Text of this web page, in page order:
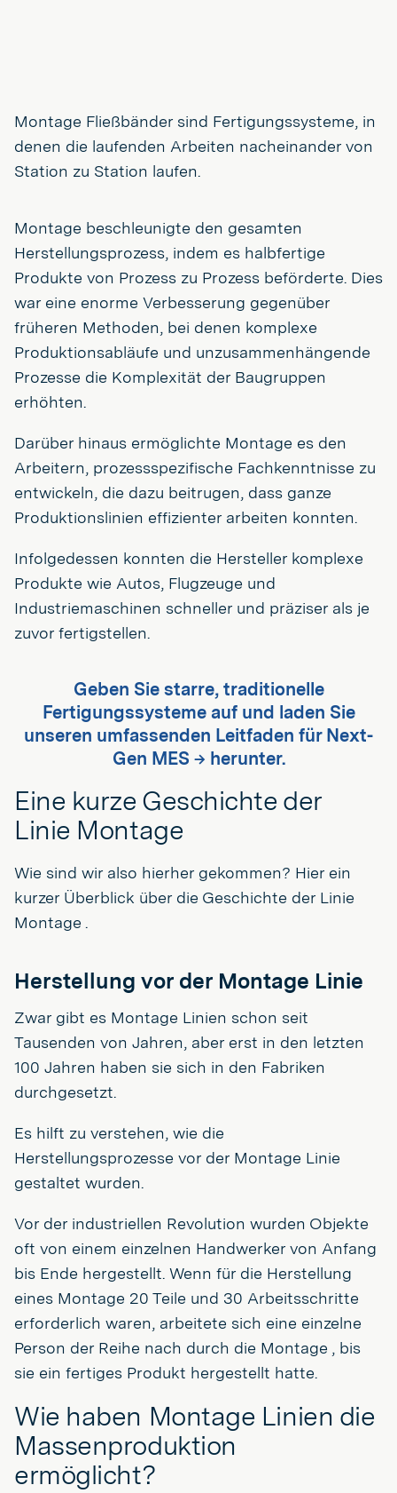
Montage Fließbänder sind Fertigungssysteme, in
denen die laufenden Arbeiten nacheinander von
Station zu Station laufen.
Montage beschleunigte den gesamten
Herstellungsprozess, indem es halbfertige
Produkte von Prozess zu Prozess beförderte. Dies
war eine enorme Verbesserung gegenüber
früheren Methoden, bei denen komplexe
Produktionsabläufe und unzusammenhängende
Prozesse die Komplexität der Baugruppen
erhöhten.
Darüber hinaus ermöglichte Montage es den
Arbeitern, prozessspezifische Fachkenntnisse zu
entwickeln, die dazu beitrugen, dass ganze
Produktionslinien effizienter arbeiten konnten.
Infolgedessen konnten die Hersteller komplexe
Produkte wie Autos, Flugzeuge und
Industriemaschinen schneller und präziser als je
zuvor fertigstellen.
Geben Sie starre, traditionelle
Fertigungssysteme auf und laden Sie
unseren umfassenden Leitfaden für Next-
Gen MES → herunter.
Eine kurze Geschichte der
Linie Montage
Wie sind wir also hierher gekommen? Hier ein
kurzer Überblick über die Geschichte der Linie
Montage .
Herstellung vor der Montage Linie
Zwar gibt es Montage Linien schon seit
Tausenden von Jahren, aber erst in den letzten
100 Jahren haben sie sich in den Fabriken
durchgesetzt.
Es hilft zu verstehen, wie die
Herstellungsprozesse vor der Montage Linie
gestaltet wurden.
Vor der industriellen Revolution wurden Objekte
oft von einem einzelnen Handwerker von Anfang
bis Ende hergestellt. Wenn für die Herstellung
eines Montage 20 Teile und 30 Arbeitsschritte
erforderlich waren, arbeitete sich eine einzelne
Person der Reihe nach durch die Montage , bis
sie ein fertiges Produkt hergestellt hatte.
Wie haben Montage Linien die
Massenproduktion
ermöglicht?